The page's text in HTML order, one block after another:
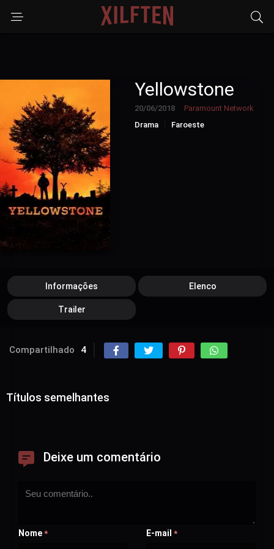
Yellowstone
20/06/2018
Paramount Network
Drama
Faroeste
Informações Elenco
Trailer
Compartilhado 4
Títulos semelhantes
Deixe um comentário
Nome * E-mail *